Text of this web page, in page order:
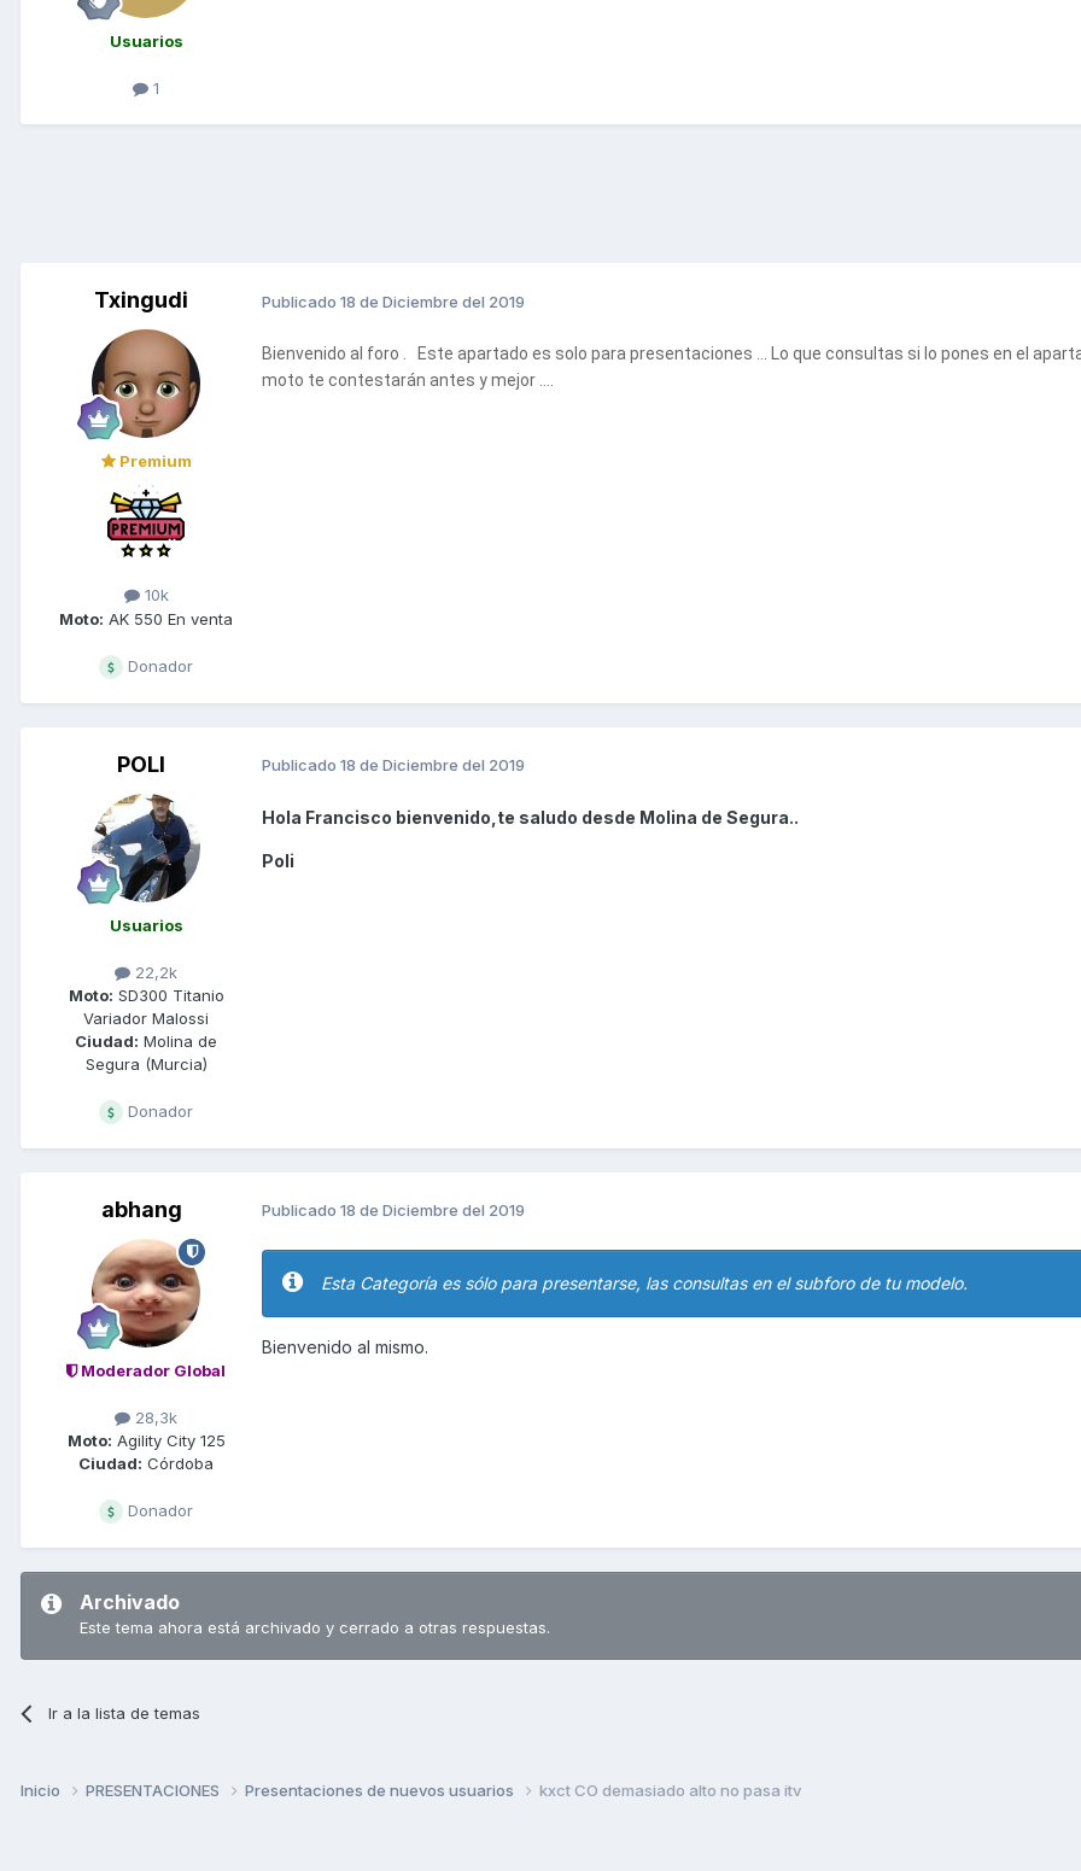
Usuarios
1
Txingudi
Premium
10k
Moto: AK 550 En venta
Donador
Publicado 18 de Diciembre del 2019
Bienvenido al foro . Este apartado es solo para presentaciones … Lo que consultas si lo pones en el
moto te contestarán antes y mejor ….
POLI
Usuarios
22,2k
Moto: SD300 Titanio
Variador Malossi
Ciudad: Molina de
Segura (Murcia)
Donador
Publicado 18 de Diciembre del 2019
Hola Francisco bienvenido,te saludo desde Molina de Segura..
Poli
abhang
Moderador Global
28,3k
Moto: Agility City 125
Ciudad: Córdoba
Donador
Publicado 18 de Diciembre del 2019
Esta Categoría es sólo para presentarse, las consultas en el subforo de tu modelo.
Bienvenido al mismo.
Archivado
Este tema ahora está archivado y cerrado a otras respuestas.
Ir a la lista de temas
Inicio PRESENTACIONES Presentaciones de nuevos usuarios kxct CO demasiado alto no pasa itv